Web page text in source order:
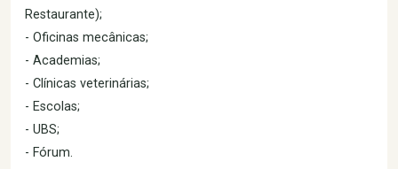
Restaurante);
- Oficinas mecânicas;
- Academias;
- Clínicas veterinárias;
- Escolas;
- UBS;
- Fórum.